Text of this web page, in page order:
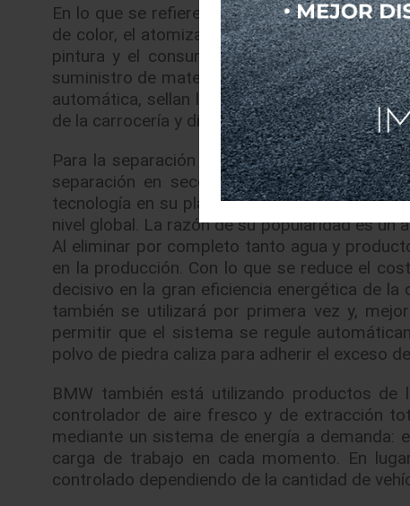
En lo que se refiere a la tecnología de
de color, el atomizador EcoBell3 y el
pintura y el consumo de detergente al
suministro de material de alta viscosidad, así
automática, sellan las uniones de los
de la carrocería y dibujan con precisión las
Para la separación de la pulverización de
separación en seco con EcoDryScrubber.
tecnología en su planta de Regensburg en
nivel global. La razón de su popularidad es un
Al eliminar por completo tanto agua y
en la producción. Con lo que se reduce el
decisivo en la gran eficiencia energética de
también se utilizará por primera vez y,
permitir que el sistema se regule
polvo de piedra caliza para adherir el exceso
BMW también está utilizando productos de
controlador de aire fresco y de extracción
mediante un sistema de energía a
carga de trabajo en cada momento. En
controlado dependiendo de la cantidad de